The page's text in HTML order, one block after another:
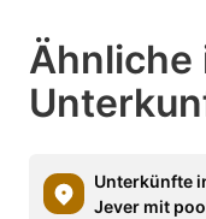
Ähnliche
Unterkünfte
Jever mit